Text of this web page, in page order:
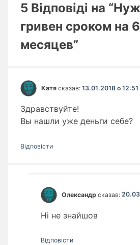
5 Відповіді на
гривен сроком на
месяцев”
Катя сказав: 13.01.2018 о 12:51
Здравствуйте!
Вы нашли уже деньги себе?
Відповіcти
Олександр сказав:
Ні не знайшов
Відповіcти